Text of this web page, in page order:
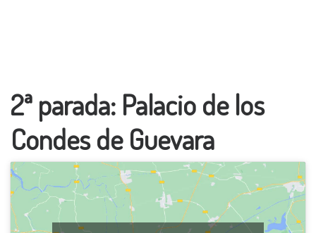
2ª parada: Palacio de los
Condes de Guevara